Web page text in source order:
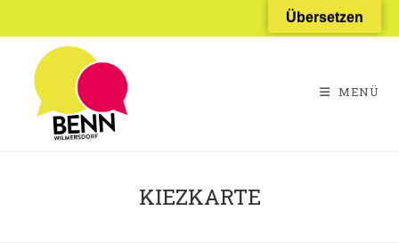
Inhalt
springen
MENÜ
KIEZKARTE
Übersetzen